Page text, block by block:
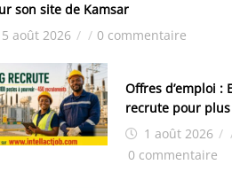
son site de Kamsar
5 août 2026 / / 0 commentaire
Offres d’emploi :
recrute pour plus
postes1 août 2026 /
0 commentaire